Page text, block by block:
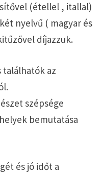
(étellel , itallal)
nyelvű ( magyar és
díjazzuk.
találhatók az
szépsége
bemutatása
és jó időt a